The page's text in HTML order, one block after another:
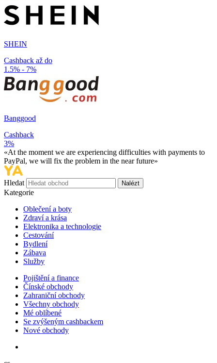
SHEIN
Cashback až do
1.5% - 7%
Banggood
Cashback
3%
«At the moment we are experiencing difficulties with payments to
PayPal, we will fix the problem in the near future»
Hledat Nalézt
Kategorie
Oblečení a boty
Zdraví a krása
Elektronika a technologie
Cestování
Bydlení
Zábava
Služby
Pojištění a finance
Čínské obchody
Zahraniční obchody
Všechny obchody
Mé oblíbené
Se zvýšeným cashbackem
Nové obchody